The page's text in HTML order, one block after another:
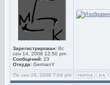
Зарегистрирован: Вс
сен 14, 2008 12:50 pm
Сообщений: 23
Откуда: GermanY
Пн сен 29, 2008 7:04 pm